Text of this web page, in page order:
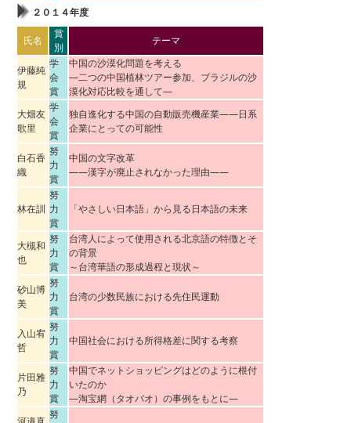
２０１４年度
氏名
賞
別
テーマ
伊藤純
規
学
会
賞
中国の沙漠化問題を考える
―二つの中国植林ツアー参加、ブラジルの沙
漠化対応比較を通して―
大畑友
歌里
学
会
賞
独自進化する中国の自動販売機産業――日系
企業にとっての可能性
白石香
織
努
力
賞
中国の文字改革
——漢字が廃止されなかった理由——
林在訓
努
力
賞
「やさしい日本語」から見る日本語の未来
大槻和
也
努
力
賞
台湾人によって使用される北京語の特徴とそ
の背景
～台湾華語の形成過程と現状～
砂山博
美
努
力
賞
台湾の少数民族における先住民運動
入山宥
哲
努
力
賞
中国社会における所得格差に関する考察
片田雅
乃
努
力
賞
中国でネットショッピングはどのように根付
いたのか
―淘宝網（タオバオ）の事例をもとに―
努